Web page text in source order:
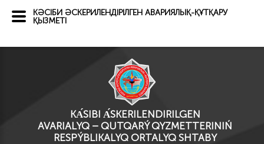
KА́SІBI А́SKERILENDIRILGEN
AVARIALYQ – QUTQARÝ QYZMETTERINIŃ
RESPÝBLIKALYQ ORTALYQ SHTABY
КӘСІБИ ӘСКЕРИЛЕНДІРІЛГЕН АВАРИЯЛЫҚ-ҚҰТҚАРУ
ҚЫЗМЕТІ